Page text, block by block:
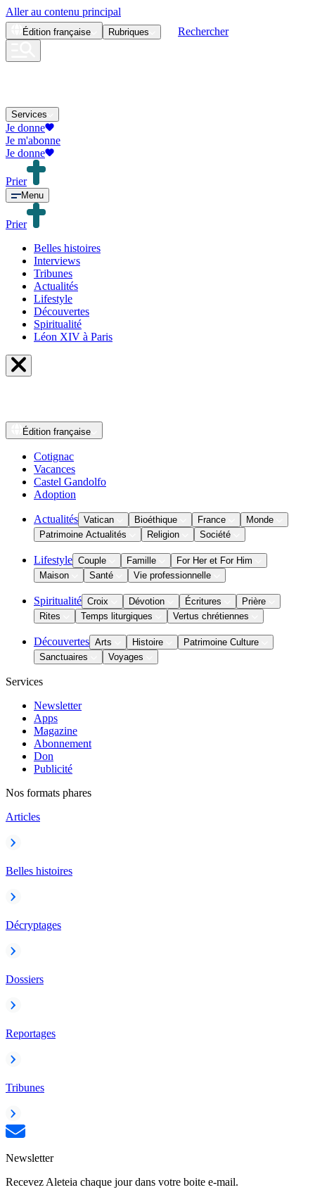
Aller au contenu principal
Édition française Rubriques Rechercher
Services
Je donne
Je m'abonne
Je donne
Prier
Menu
Prier
Belles histoires
Interviews
Tribunes
Actualités
Lifestyle
Découvertes
Spiritualité
Léon XIV à Paris
Édition française
Cotignac
Vacances
Castel Gandolfo
Adoption
Actualités Vatican Bioéthique France
Monde
Patrimoine Actualités
Religion Société
Lifestyle Couple Famille
For Her et For Him
Maison
Santé Vie professionnelle
Spiritualité Croix Dévotion Écritures
Prière
Rites
Temps liturgiques Vertus chrétiennes
Découvertes Arts Histoire
Patrimoine Culture
Sanctuaires
Voyages
Services
Newsletter
Apps
Magazine
Abonnement
Don
Publicité
Nos formats phares
Articles
Belles histoires
Décryptages
Dossiers
Reportages
Tribunes
Newsletter
Recevez Aleteia chaque jour dans votre boite e-mail.